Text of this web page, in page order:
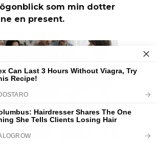
som min dotter
en present.